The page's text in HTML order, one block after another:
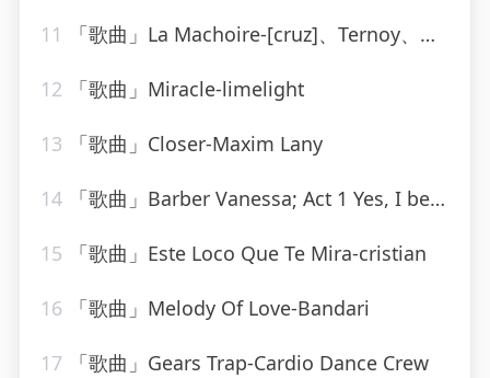
11 「歌曲」La Machoire-[cruz]、Ternoy、Orins
12 「歌曲」Miracle-limelight
13 「歌曲」Closer-Maxim Lany
14 「歌曲」Barber Vanessa; Act 1 Yes, I believe I shall love you-Dimitri Mitropoulos、Samuel Barber
15 「歌曲」Este Loco Que Te Mira-cristian
16 「歌曲」Melody Of Love-Bandari
17 「歌曲」Gears Trap-Cardio Dance Crew